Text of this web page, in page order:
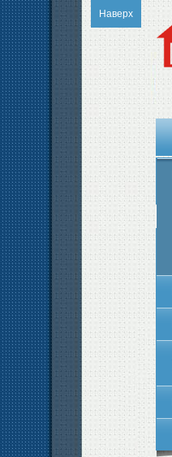
Наверх